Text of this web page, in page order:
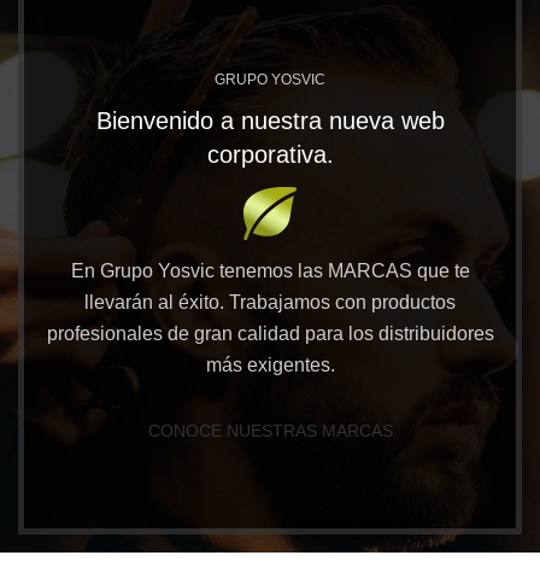
GRUPO YOSVIC
Bienvenido a nuestra nueva web
corporativa.
En Grupo Yosvic tenemos las MARCAS que te
llevarán al éxito. Trabajamos con productos
profesionales de gran calidad para los distribuidores
más exigentes.
CONOCE NUESTRAS MARCAS